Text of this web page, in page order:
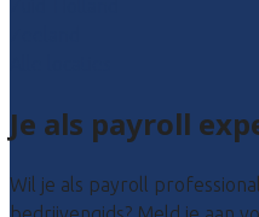
Je als payroll
Wil je als payroll